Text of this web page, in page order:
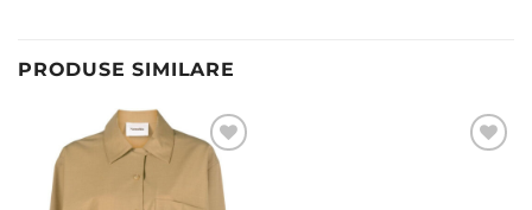
PRODUSE SIMILARE